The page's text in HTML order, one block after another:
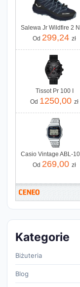
Od 299,24 zł
Tissot Pr 100 I
Od 1250,00 zł
Od 269,00 zł
Kategorie
Biżuteria
Blog